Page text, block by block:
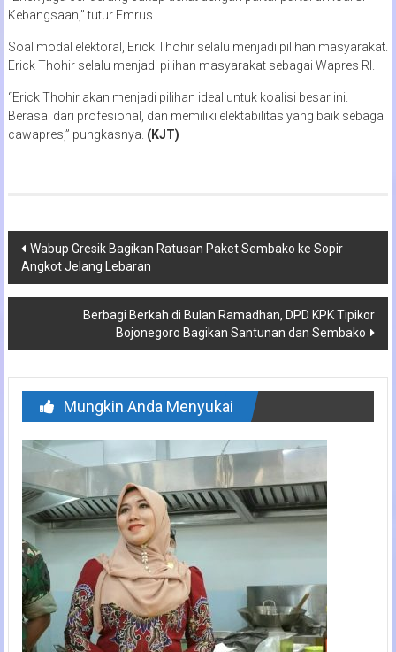
Kebangsaan,” tutur Emrus.
Soal modal elektoral, Erick Thohir selalu menjadi pilihan masyarakat.
Erick Thohir selalu menjadi pilihan masyarakat sebagai Wapres RI.
“Erick Thohir akan menjadi pilihan ideal untuk koalisi besar ini.
Berasal dari profesional, dan memiliki elektabilitas yang baik sebagai
cawapres,” pungkasnya. (KJT)
Navigasi
pos
Wabup Gresik Bagikan Ratusan Paket Sembako ke Sopir
Angkot Jelang Lebaran
Berbagi Berkah di Bulan Ramadhan, DPD KPK Tipikor
Bojonegoro Bagikan Santunan dan Sembako
Mungkin Anda Menyukai